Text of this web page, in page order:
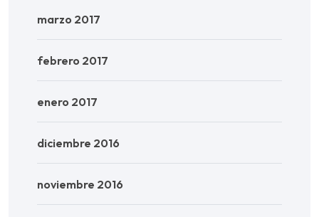
marzo 2017
febrero 2017
enero 2017
diciembre 2016
noviembre 2016